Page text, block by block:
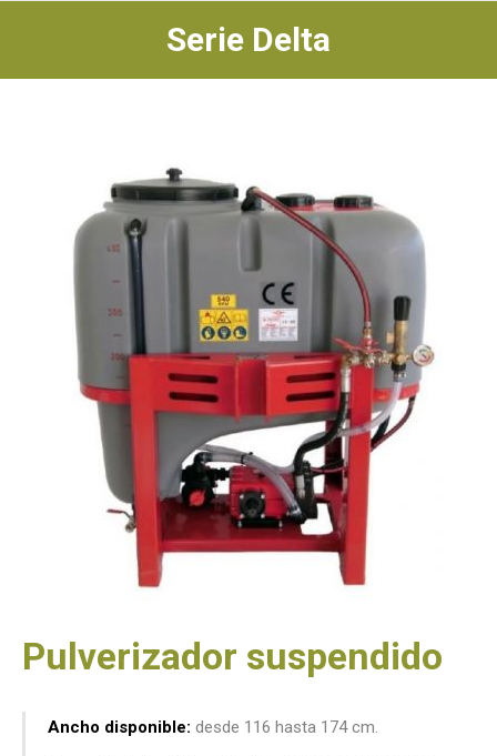
Serie Delta
Pulverizador suspendido
Ancho disponible: desde 116 hasta 174 cm.